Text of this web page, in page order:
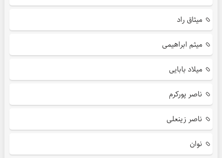
میثاق راد
میثم ابراهیمی
میلاد بابایی
ناصر پورکرم
ناصر زینعلی
نوان